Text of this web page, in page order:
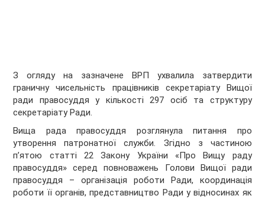
З огляду на зазначене ВРП ухвалила затвердити
граничну чисельність працівників секретаріату Вищої
ради правосуддя у кількості 297 осіб та структуру
секретаріату Ради.
Вища рада правосуддя розглянула питання про
утворення патронатної служби. Згідно з частиною
п’ятою статті 22 Закону України «Про Вищу раду
правосуддя» серед повноважень Голови Вищої ради
правосуддя – організація роботи Ради, координація
роботи її органів, представництво Ради у відносинах як